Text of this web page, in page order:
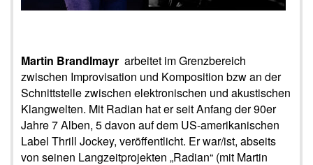
Martin Brandlmayr arbeitet im Grenzbereich
zwischen Improvisation und Komposition bzw an der
Schnittstelle zwischen elektronischen und akustischen
Klangwelten. Mit Radian hat er seit Anfang der 90er
Jahre 7 Alben, 5 davon auf dem US-amerikanischen
Label Thrill Jockey, veröffentlicht. Er war/ist, abseits
von seinen Langzeitprojekten „Radian“ (mit Martin